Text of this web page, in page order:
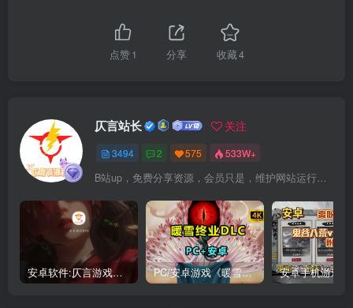
点赞1 分享 收藏4
仄言站长 关注
3494 2 575 533W+
B站up，免费分享资源，会员只是，维护网站运行，会员权利为可以支持本地下载，更多内容，敬请期待！
安卓软件:仄言游戏库4.0APP全新上架了！没有下的赶紧下载呀！ PC/安卓游戏《暖雪最新v3.1.0.1》终业DLC整合版！